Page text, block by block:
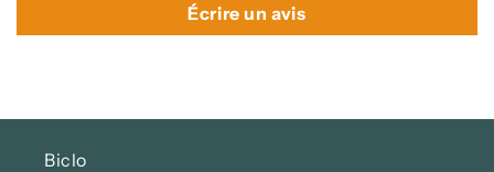
Écrire un avis
Biclo